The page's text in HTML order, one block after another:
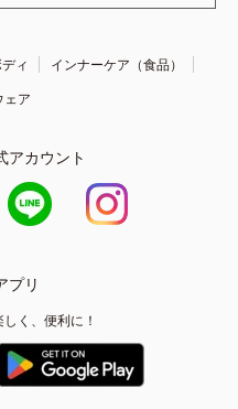
ィ
インナーケア（食品）
ェア
アカウント
プリ
く、便利に！